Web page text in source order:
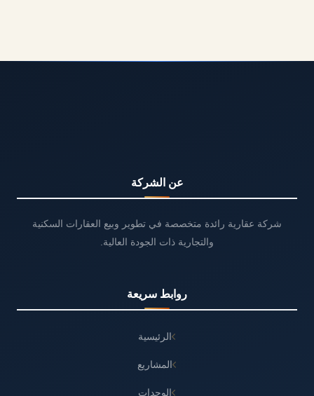
عن الشركة
شركة عقارية رائدة متخصصة في تطوير وبيع العقارات السكنية
والتجارية ذات الجودة العالية.
روابط سريعة
الرئيسية
المشاريع
الوحدات